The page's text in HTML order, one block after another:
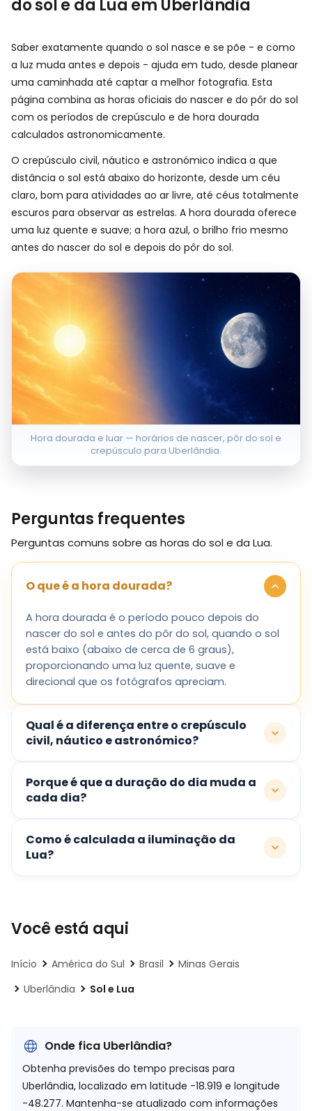
do sol e da Lua em Uberlândia
Saber exatamente quando o sol nasce e se põe - e como
a luz muda antes e depois - ajuda em tudo, desde planear
uma caminhada até captar a melhor fotografia. Esta
página combina as horas oficiais do nascer e do pôr do sol
com os períodos de crepúsculo e de hora dourada
calculados astronomicamente.
O crepúsculo civil, náutico e astronómico indica a que
distância o sol está abaixo do horizonte, desde um céu
claro, bom para atividades ao ar livre, até céus totalmente
escuros para observar as estrelas. A hora dourada oferece
uma luz quente e suave; a hora azul, o brilho frio mesmo
antes do nascer do sol e depois do pôr do sol.
Hora dourada e luar — horários de nascer, pôr do sol e
crepúsculo para Uberlândia.
Perguntas frequentes
Perguntas comuns sobre as horas do sol e da Lua.
O que é a hora dourada?
A hora dourada é o período pouco depois do
nascer do sol e antes do pôr do sol, quando o sol
está baixo (abaixo de cerca de 6 graus),
proporcionando uma luz quente, suave e
direcional que os fotógrafos apreciam.
Qual é a diferença entre o crepúsculo
civil, náutico e astronómico?
Porque é que a duração do dia muda a
cada dia?
Como é calculada a iluminação da
Lua?
Você está aqui
Início América do Sul Brasil
Minas Gerais
Uberlândia
Sol e Lua
Onde fica Uberlândia?
Obtenha previsões do tempo precisas para
Uberlândia, localizado em latitude -18.919 e longitude
-48.277. Mantenha-se atualizado com informações